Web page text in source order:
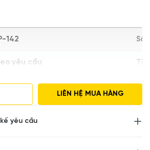
142 Số
yêu cầu
LIÊN HỆ MUA HÀNG
yêu cầu